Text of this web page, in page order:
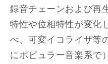
録音チェーンおよび再
特性や位相特性が変化
べ、可変イコライザ等
にポピュラー音楽系で